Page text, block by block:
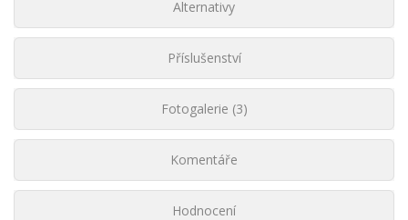
Alternativy
Příslušenství
Fotogalerie (3)
Komentáře
Hodnocení